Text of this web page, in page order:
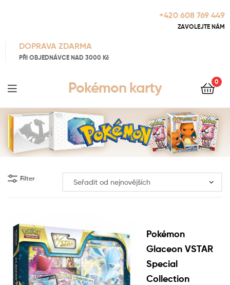
+420 608 769 449
ZAVOLEJTE NÁM
DOPRAVA ZDARMA
PŘI OBJEDNÁVCE NAD 3000 Kč
Pokémon karty 0
Filter
Pokémon
Glaceon VSTAR
Special
Collection